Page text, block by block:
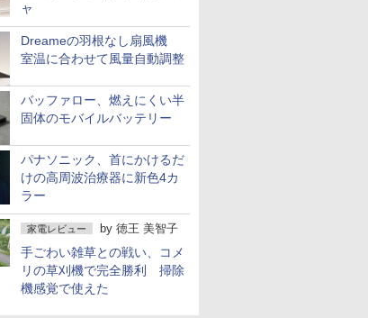
ャ
Dreameの羽根なし扇風機
室温に合わせて風量自動調整
バッファロー、燃えにくい半
固体のモバイルバッテリー
パナソニック、首にかけるだ
けの高周波治療器に新色4カ
ラー
家電レビュー by 徳王 美智子
手ごわい雑草との戦い、コメ
リの草刈機で完全勝利 掃除
機感覚で使えた